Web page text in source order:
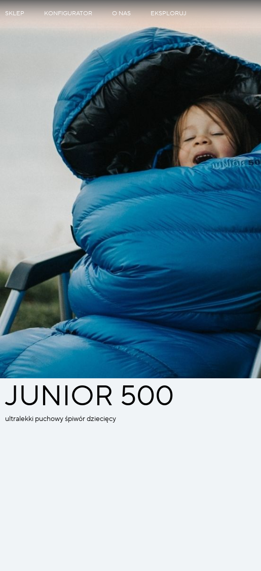
SKLEP KONFIGURATOR O NAS EKSPLORUJ
JUNIOR 500
ultralekki puchowy śpiwór dziecięcy